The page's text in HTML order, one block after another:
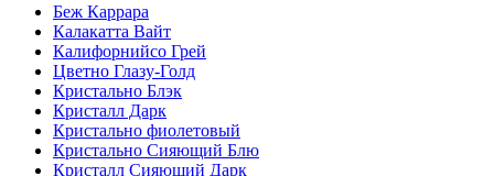
Беж Каррара
Калакатта Вайт
Калифорнийсо Грей
Цветно Глазу-Голд
Кристально Блэк
Кристалл Дарк
Кристально фиолетовый
Кристально Сияющий Блю
Кристалл Сияющий Дарк